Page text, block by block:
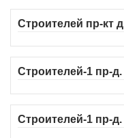
Строителей пр-кт
Строителей-1 пр-д.
Строителей-1 пр-д.